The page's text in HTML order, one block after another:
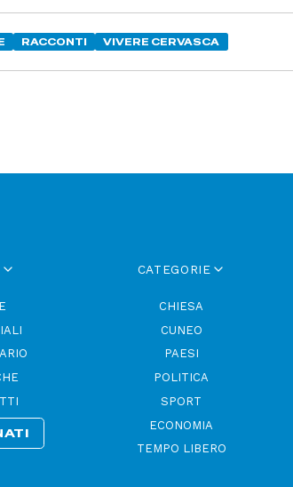
RACCONTI VIVERE CERVASCA
CATEGORIE
CHIESA
CUNEO
PAESI
POLITICA
SPORT
ECONOMIA
TEMPO LIBERO